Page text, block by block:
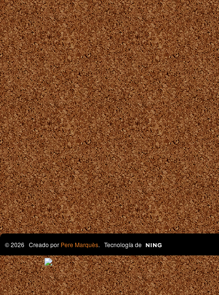
© 2026 Creado por Pere Marquès. Tecnología de